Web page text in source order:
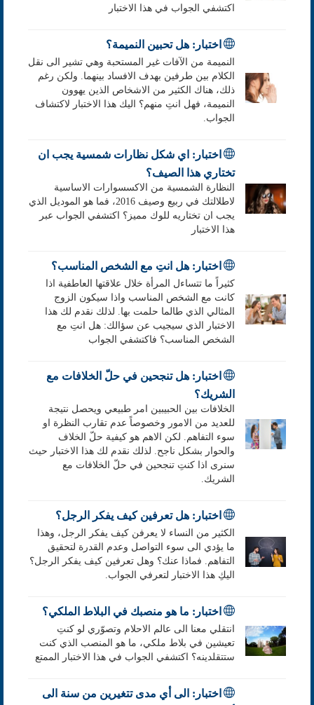
اكتشفي الجواب في هذا الاختبار
اختبار: هل تحبين النميمة؟
النميمة من الآفات غير المستحبة وهي تشير الى نقل
الكلام بين طرفين بهدف الافساد بينهما. ولكن رغم
ذلك، هناك الكثير من الاشخاص الذين يهوون
النميمة، فهل انتِ منهم؟ اليك هذا الاختبار لاكتشاف
الجواب.
اختبار: اي شكل نظارات شمسية يجب ان
تختاري هذا الصيف؟
النظارة الشمسية من الاكسسوارات الاساسية
لاطلالتك في ربيع وصيف 2016، فما هو الموديل الذي
يجب ان تختاريه للوك مميز؟ اكتشفي الجواب عبر
هذا الاختبار
اختبار: هل انتِ مع الشخص المناسب؟
كثيراً ما تتساءل المرأة خلال علاقتها العاطفية اذا
كانت مع الشخص المناسب واذا سيكون الزوج
المثالي الذي طالما حلمت بها. لذلك نقدم لك هذا
الاختبار الذي سيجيب عن سؤالك: هل انتِ مع
الشخص المناسب؟ فاكتشفي الجواب
اختبار: هل تنجحين في حلّ الخلافات مع
الشريك؟
الخلافات بين الحبيبين امر طبيعي ويحصل نتيجة
للعديد من الامور وخصوصاً عدم تقارب النظرة او
سوء التفاهم. لكن الاهم هو كيفية حلّ الخلاف
والحوار بشكل ناجح. لذلك نقدم لك هذا الاختبار حيث
سنرى اذا كنتِ تنجحين في حلّ الخلافات مع
الشريك.
اختبار: هل تعرفين كيف يفكر الرجل؟
الكثير من النساء لا يعرفن كيف يفكر الرجل، وهذا
ما يؤدي الى سوء التواصل وعدم القدرة لتحقيق
التفاهم. فماذا عنك؟ وهل تعرفين كيف يفكر الرجل؟
اليكِ هذا الاختبار لتعرفي الجواب.
اختبار: ما هو منصبك في البلاط الملكي؟
انتقلي معنا الى عالم الاحلام وتصوّري لو كنتِ
تعيشين في بلاط ملكي، ما هو المنصب الذي كنت
ستتقلدينه؟ اكتشفي الجواب في هذا الاختبار الممتع
اختبار: الى أي مدى تتغيرين من سنة الى